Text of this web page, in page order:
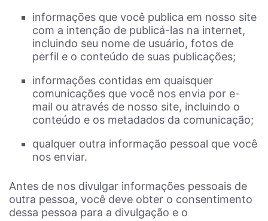
informações que você publica em nosso site
com a intenção de publicá-las na internet,
incluindo seu nome de usuário, fotos de
perfil e o conteúdo de suas publicações;
informações contidas em quaisquer
comunicações que você nos envia por e-
mail ou através de nosso site, incluindo o
conteúdo e os metadados da comunicação;
qualquer outra informação pessoal que você
nos enviar.
Antes de nos divulgar informações pessoais de
outra pessoa, você deve obter o consentimento
dessa pessoa para a divulgação e o